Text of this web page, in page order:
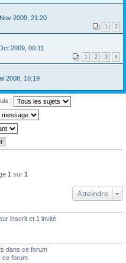
2009, 21:20
1 2
2009, 00:11
1 2 3 4
2008, 16:19
:
1 sur 1
Atteindre
inscrit et 1 invité
dans ce forum
ce forum